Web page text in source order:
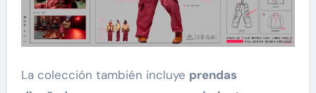
La colección también incluye prendas